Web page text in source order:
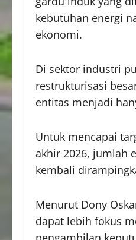
kebutuhan energi
ekonomi.
Di sektor industri
restrukturisasi
entitas menjadi
Untuk mencapai
akhir 2026, jumlah
kembali
Menurut Dony
dapat lebih fokus